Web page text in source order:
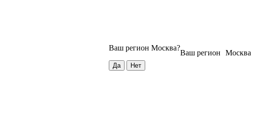
Москва
Ваш регион
Ваш регион Москва?